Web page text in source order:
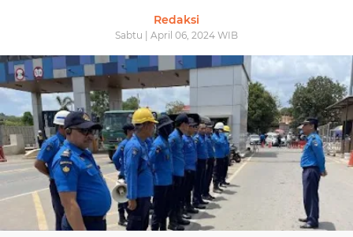
Redaksi
Sabtu | April 06, 2024 WIB